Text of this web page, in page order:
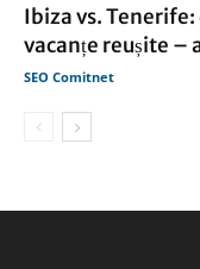
Ibiza vs.
vacanțe reușite –
SEO Comitnet